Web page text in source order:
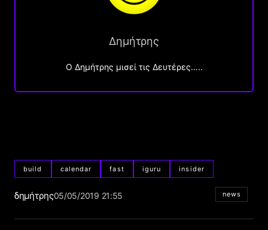
Δημήτρης
O Δημήτρης μισεί τις Δευτέρες…..
build calendar fast iguru insider
δημήτρης05/05/2019 21:55 news